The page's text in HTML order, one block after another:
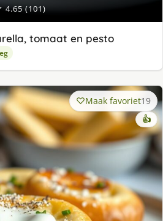
4.65 (101)
tomaat en pesto
Maak favoriet19
👍